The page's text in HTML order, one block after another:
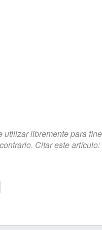
libremente para
Citar este artículo: